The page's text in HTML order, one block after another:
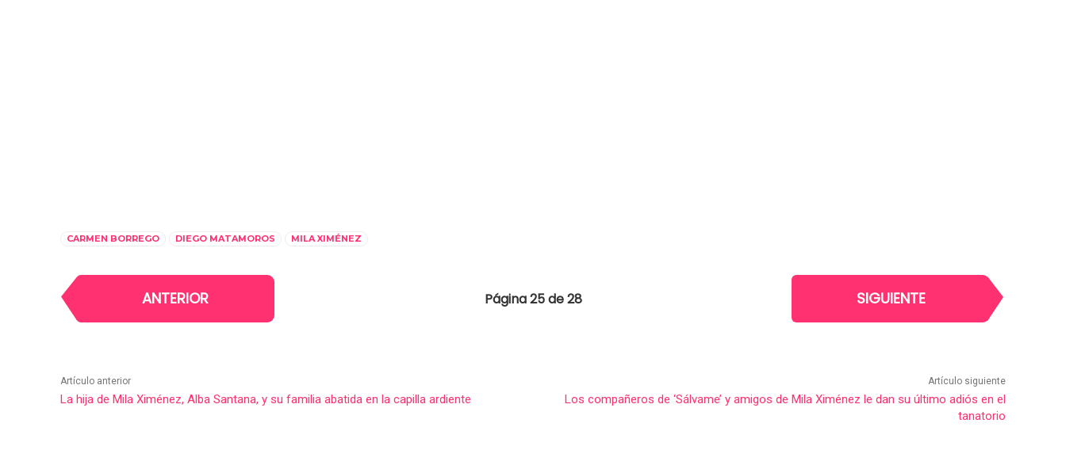
CARMEN BORREGO DIEGO MATAMOROS MILA XIMÉNEZ
ANTERIOR Página 25 de 28 SIGUIENTE
Artículo anterior
La hija de Mila Ximénez, Alba Santana, y su familia abatida en la capilla ardiente
Artículo siguiente
Los compañeros de ‘Sálvame’ y amigos de Mila Ximénez le dan su último adiós en el
tanatorio